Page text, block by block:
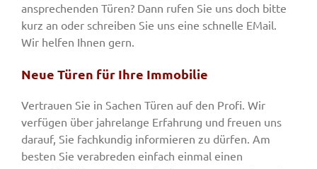
ansprechenden Türen? Dann rufen Sie uns doch bitte
kurz an oder schreiben Sie uns eine schnelle EMail.
Wir helfen Ihnen gern.
Neue Türen für Ihre Immobilie
Vertrauen Sie in Sachen Türen auf den Profi. Wir
verfügen über jahrelange Erfahrung und freuen uns
darauf, Sie fachkundig informieren zu dürfen. Am
besten Sie verabreden einfach einmal einen